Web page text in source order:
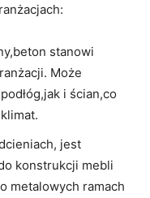
stanowi
Może
i ścian,co
jest
konstrukcji mebli
metalowych ramach